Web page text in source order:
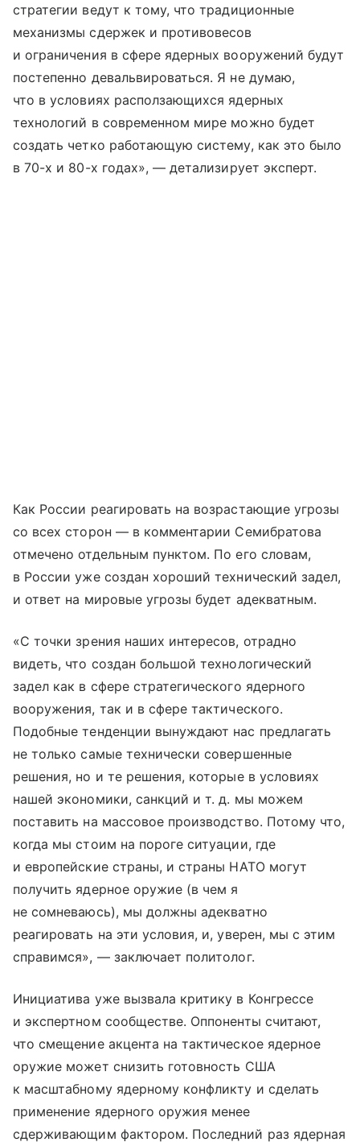
стратегии ведут к тому, что традиционные
механизмы сдержек и противовесов
и ограничения в сфере ядерных вооружений будут
постепенно девальвироваться. Я не думаю,
что в условиях расползающихся ядерных
технологий в современном мире можно будет
создать четко работающую систему, как это было
в 70-х и 80-х годах», — детализирует эксперт.
Как России реагировать на возрастающие угрозы
со всех сторон — в комментарии Семибратова
отмечено отдельным пунктом. По его словам,
в России уже создан хороший технический задел,
и ответ на мировые угрозы будет адекватным.
«С точки зрения наших интересов, отрадно
видеть, что создан большой технологический
задел как в сфере стратегического ядерного
вооружения, так и в сфере тактического.
Подобные тенденции вынуждают нас предлагать
не только самые технически совершенные
решения, но и те решения, которые в условиях
нашей экономики, санкций и т. д. мы можем
поставить на массовое производство. Потому что,
когда мы стоим на пороге ситуации, где
и европейские страны, и страны НАТО могут
получить ядерное оружие (в чем я
не сомневаюсь), мы должны адекватно
реагировать на эти условия, и, уверен, мы с этим
справимся», — заключает политолог.
Инициатива уже вызвала критику в Конгрессе
и экспертном сообществе. Оппоненты считают,
что смещение акцента на тактическое ядерное
оружие может снизить готовность США
к масштабному ядерному конфликту и сделать
применение ядерного оружия менее
сдерживающим фактором. Последний раз ядерная